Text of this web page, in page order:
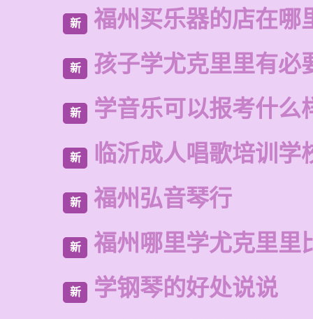
新 福州买乐器的店在哪
新 孩子学尤克里里有必
新 学音乐可以报考什么
新 临沂成人唱歌培训学
新 福州弘音琴行
新 福州哪里学尤克里里
新 学钢琴的好处说说